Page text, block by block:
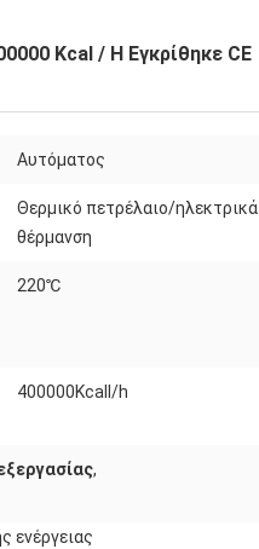
Kcal / H Εγκρίθηκε CE
Αυτόματος
Θερμικό πετρέλαιο/ηλεκτρικά
θέρμανση
220℃
400000Kcall/h
,
ενέργειας